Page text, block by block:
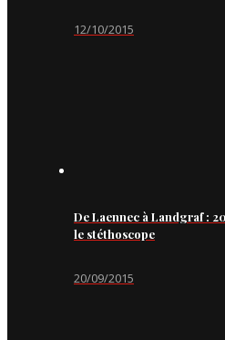
12/10/2015
De Laennec à Landgraf :
le stéthoscope
20/09/2015